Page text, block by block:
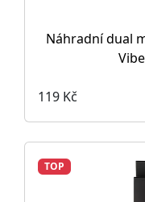
Náhradní dual
119 Kč
TOP